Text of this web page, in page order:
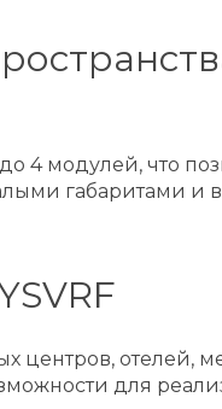
4 модулей, что
габаритами и
центров, отелей,
для